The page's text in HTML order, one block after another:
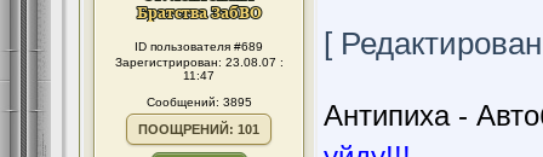
ID пользователя #689
Зарегистрирован: 23.08.07 :
11:47
Сообщений: 3895
ПООЩРЕНИЙ: 101
[
Антипиха -